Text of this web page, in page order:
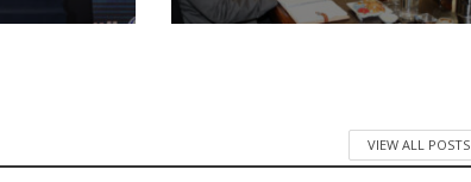
VIEW ALL POSTS